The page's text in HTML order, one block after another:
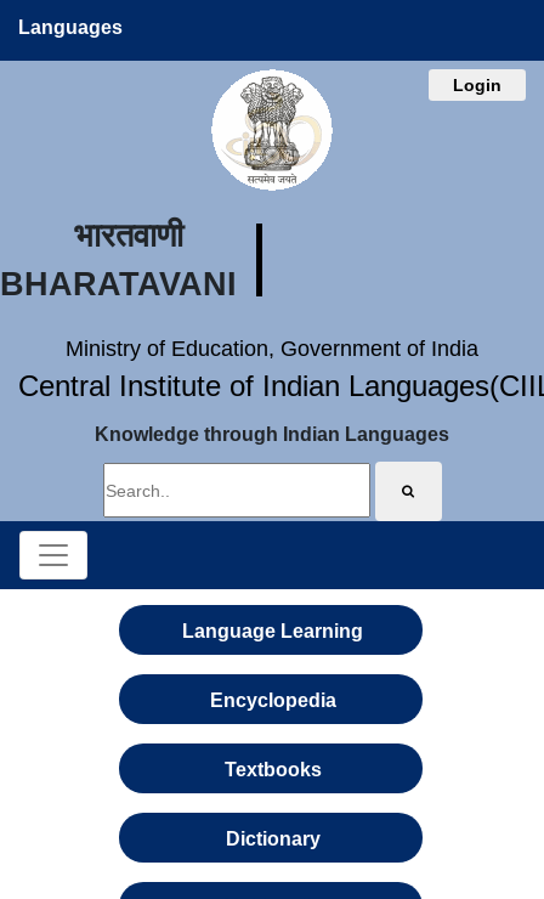
Languages
Login
भारतवाणी
BHARATAVANI
Ministry of Education, Government of India
Central Institute of Indian
Knowledge through Indian Languages
Language Learning
Encyclopedia
Textbooks
Dictionary